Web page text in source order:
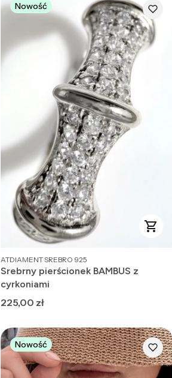
Nowość
PRODUCENT
ATDIAMENT SREBRO 925
Srebrny pierścionek BAMBUS z
cyrkoniami
Cena
225,00 zł
Nowość